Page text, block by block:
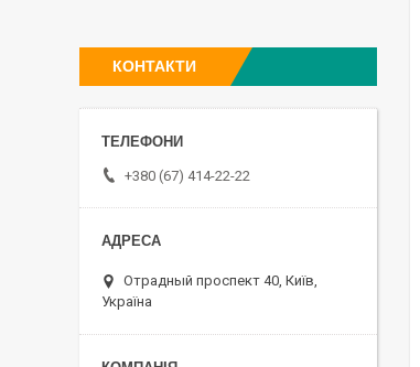
КОНТАКТИ
+380 (67) 414-22-22
Отрадный проспект 40, Київ,
Україна